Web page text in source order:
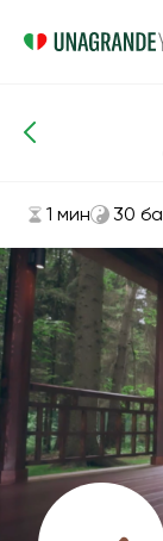
Асаны и
1 мин 30